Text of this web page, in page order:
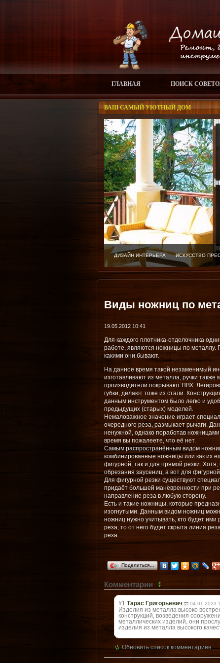
ГЛАВНАЯ ПОИСК
ВАШ САМЫЙ УЮТНЫЙ ДОМ
ДИЗАЙН ИНТЕРЬЕРА ИСКУССТВО
Виды ножниц по
19.05.2012 10:41
Для каждого плотника-отделочника
работе, являются ножницы по металлу.
какими они бывают.
На данное время такой незаменимый
изготавливают из металла, ручки также
производители покрывают ПВХ.
губки, делают тоже из стали.
данным инструментом было легко и
предыдущих (старых) моделей.
Немаловажное значение играет
очередного реза, размыкает рычаги.
ненужной, однако поработав
время вы пожалеете, что её нет.
Самым распространённым видом
комбинированные ножницы или как их
фигурной, так и для прямой резки.
обрезания заусениц, а вот для
Для фигурной резки существуют
придаёт большей манёвренности при
направление реза в любую сторону.
Есть и такие ножницы, которые
изогнутыми. Данным видом ножниц
ножниц нужно учитывать, кто будет
реза, то от него будет скрыта линия
реза.
Поделиться…
Комментарии
#1 Тарас Григорьевич 04.01.2023
Изделия из металла высоко
конструкций, возведения
металлических изделий, они
изделия из металла высокого
Обновить список комментариев